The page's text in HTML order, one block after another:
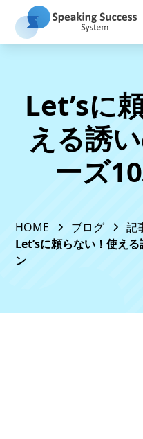
Let’sに
える誘
ーズ
HOME ブログ
記
Let’sに頼らない！使え
ン